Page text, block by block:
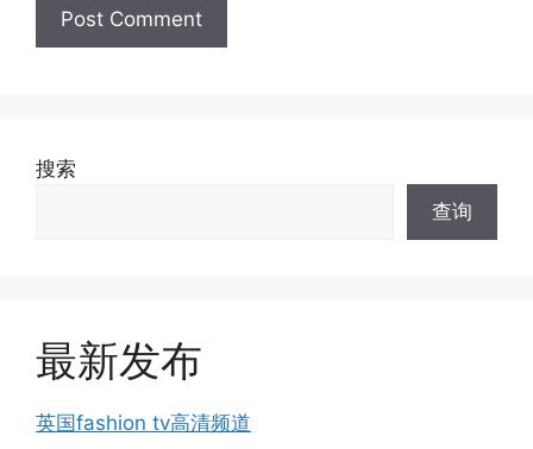
搜索
查询
最新发布
英国fashion tv高清频道